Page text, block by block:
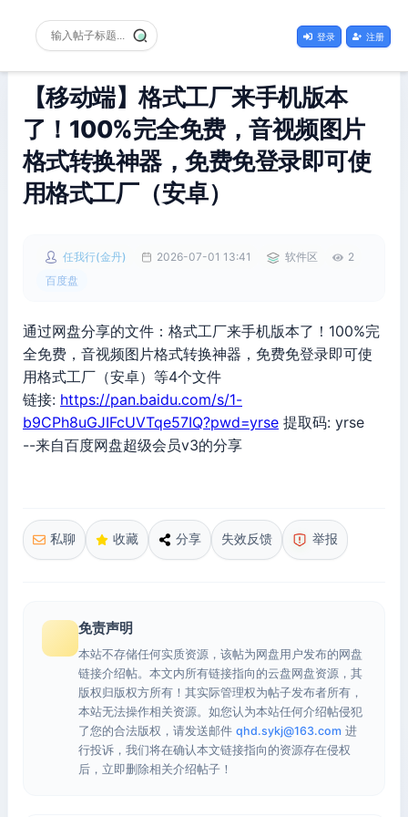
登录 注册
【移动端】格式工厂来手机版本
了！100%完全免费，音视频图片
格式转换神器，免费免登录即可使
用格式工厂（安卓）
任我行(金丹) 2026-07-01 13:41 软件区
2
百度盘
通过网盘分享的文件：格式工厂来手机版本了！100%完
全免费，音视频图片格式转换神器，免费免登录即可使
用格式工厂（安卓）等4个文件
链接: https://pan.baidu.com/s/1-
b9CPh8uGJIFcUVTqe57IQ?pwd=yrse 提取码: yrse
--来自百度网盘超级会员v3的分享
私聊 收藏 分享 失效反馈 举报
免责声明
本站不存储任何实质资源，该帖为网盘用户发布的网盘
链接介绍帖。本文内所有链接指向的云盘网盘资源，其
版权归版权方所有！其实际管理权为帖子发布者所有，
本站无法操作相关资源。如您认为本站任何介绍帖侵犯
了您的合法版权，请发送邮件 qhd.sykj@163.com 进
行投诉，我们将在确认本文链接指向的资源存在侵权
后，立即删除相关介绍帖子！